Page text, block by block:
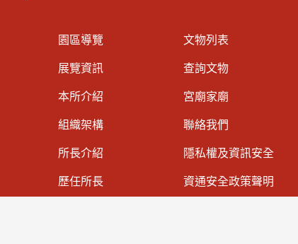
園區導覽
展覽資訊
本所介紹
組織架構
所長介紹
歷任所長
文物列表
查詢文物
宮廟家廟
聯絡我們
隱私權及資訊安全
資通安全政策聲明